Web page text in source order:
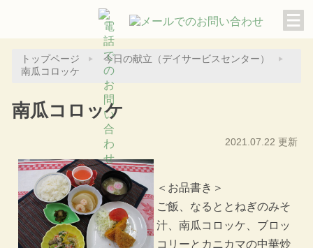
トップページ
今日の献立（デイサービスセンター）
南瓜コロッケ
南瓜コロッケ
2021.07.22 更新
＜お品書き＞
ご飯、なるととねぎのみそ
汁、南瓜コロッケ、ブロッ
コリーとカニカマの中華炒